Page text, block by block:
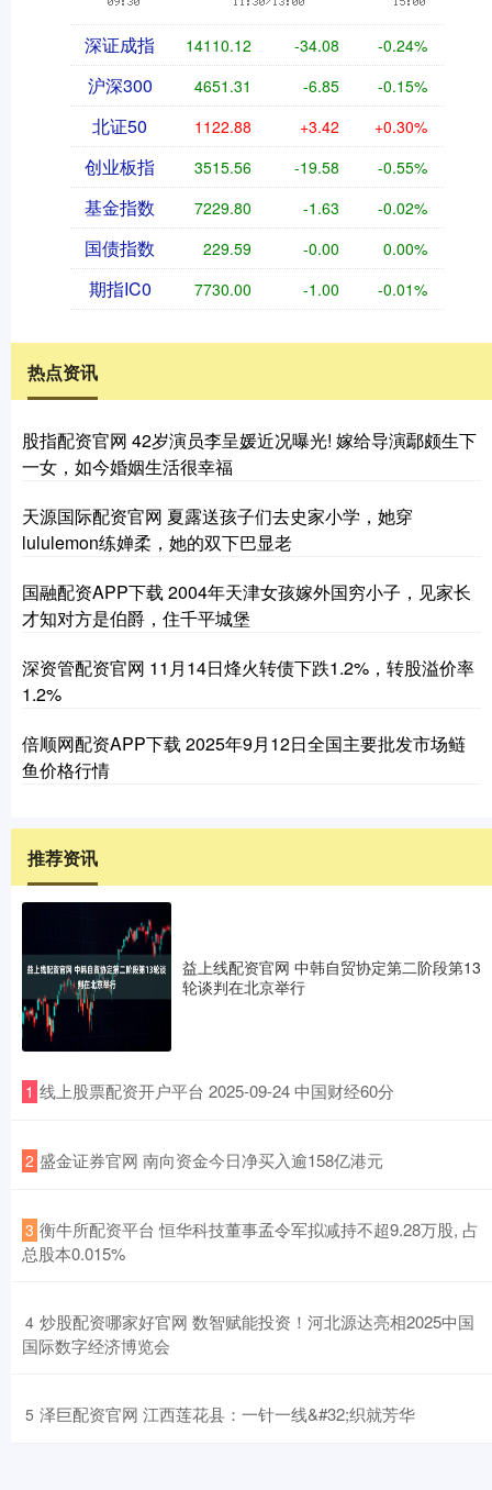
深证成指 14110.12 -34.08 -0.24%
沪深300 4651.31 -6.85 -0.15%
北证50 1122.88 +3.42 +0.30%
创业板指 3515.56 -19.58 -0.55%
基金指数 7229.80 -1.63 -0.02%
国债指数 229.59 -0.00 0.00%
期指IC0 7730.00 -1.00 -0.01%
热点资讯
股指配资官网 42岁演员李呈媛近况曝光! 嫁给导演鄢颇生下
一女，如今婚姻生活很幸福
天源国际配资官网 夏露送孩子们去史家小学，她穿
lululemon练婵柔，她的双下巴显老
国融配资APP下载 2004年天津女孩嫁外国穷小子，见家长
才知对方是伯爵，住千平城堡
深资管配资官网 11月14日烽火转债下跌1.2%，转股溢价率
1.2%
倍顺网配资APP下载 2025年9月12日全国主要批发市场鲢
鱼价格行情
推荐资讯
益上线配资官网 中韩自贸协定第二阶段第13
轮谈判在北京举行
1 ​线上股票配资开户平台 2025-09-24 中国财经60分
2 ​盛金证券官网 南向资金今日净买入逾158亿港元
3 ​衡牛所配资平台 恒华科技董事孟令军拟减持不超9.28万股, 占
总股本0.015%
4 ​炒股配资哪家好官网 数智赋能投资！河北源达亮相2025中国
国际数字经济博览会
5 ​泽巨配资官网 江西莲花县：一针一线&#32;织就芳华